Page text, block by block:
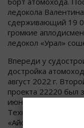
ледокола
сдерживающий 19
громкие
ледокол «Урал»
Впереди у
достройка
август 2022 г.
проекта 22220 был
июня 2016 года по
Технический
«Айсберг» в 2009